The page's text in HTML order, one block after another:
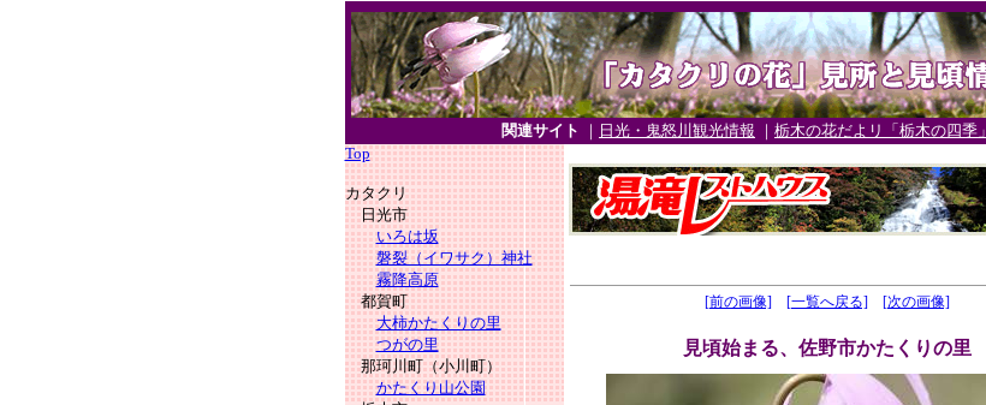
関連サイト ｜ 日光・鬼怒川観光情報 ｜ 栃木の花だよリ「栃木の四季」
Top
カタクリ
日光市
いろは坂
磐裂（イワサク）神社
霧降高原
都賀町
大柿かたくりの里
つがの里
那珂川町（小川町）
かたくり山公園
[前の画像] [一覧へ戻る] [次の画像]
見頃始まる、佐野市かたくりの里